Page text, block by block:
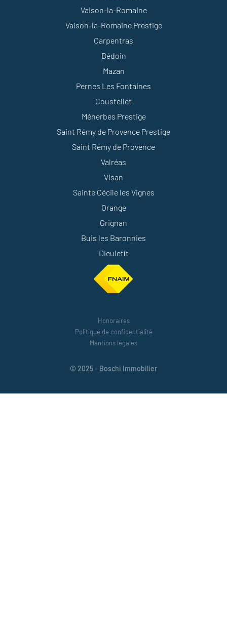
Vaison-la-Romaine
Vaison-la-Romaine Prestige
Carpentras
Bédoin
Mazan
Pernes Les Fontaines
Coustellet
Ménerbes Prestige
Saint Rémy de Provence Prestige
Saint Rémy de Provence
Valréas
Visan
Sainte Cécile les Vignes
Orange
Grignan
Buis les Baronnies
Dieulefit
Honoraires
Politique de confidentialité
Mentions légales
© 2025 - Boschi Immobilier